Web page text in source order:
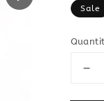
Sale